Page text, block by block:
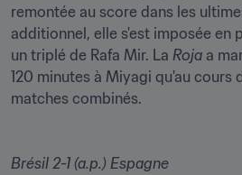
remontée au score dans les
additionnel, elle s'est imposée en
un triplé de Rafa Mir. La Roja a
120 minutes à Miyagi qu'au cours
matches combinés.
Brésil 2-1 (a.p.) Espagne